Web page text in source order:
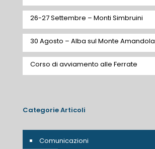
26-27 Settembre – Monti Simbruini
30 Agosto – Alba sul Monte Amandola
Corso di avviamento alle Ferrate
Categorie Articoli
Comunicazioni